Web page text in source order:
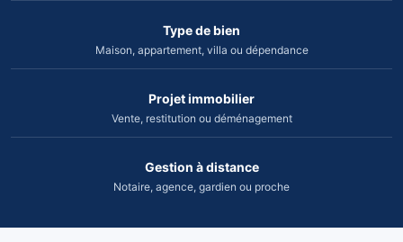
Type de bien
Maison, appartement, villa ou dépendance
Projet immobilier
Vente, restitution ou déménagement
Gestion à distance
Notaire, agence, gardien ou proche